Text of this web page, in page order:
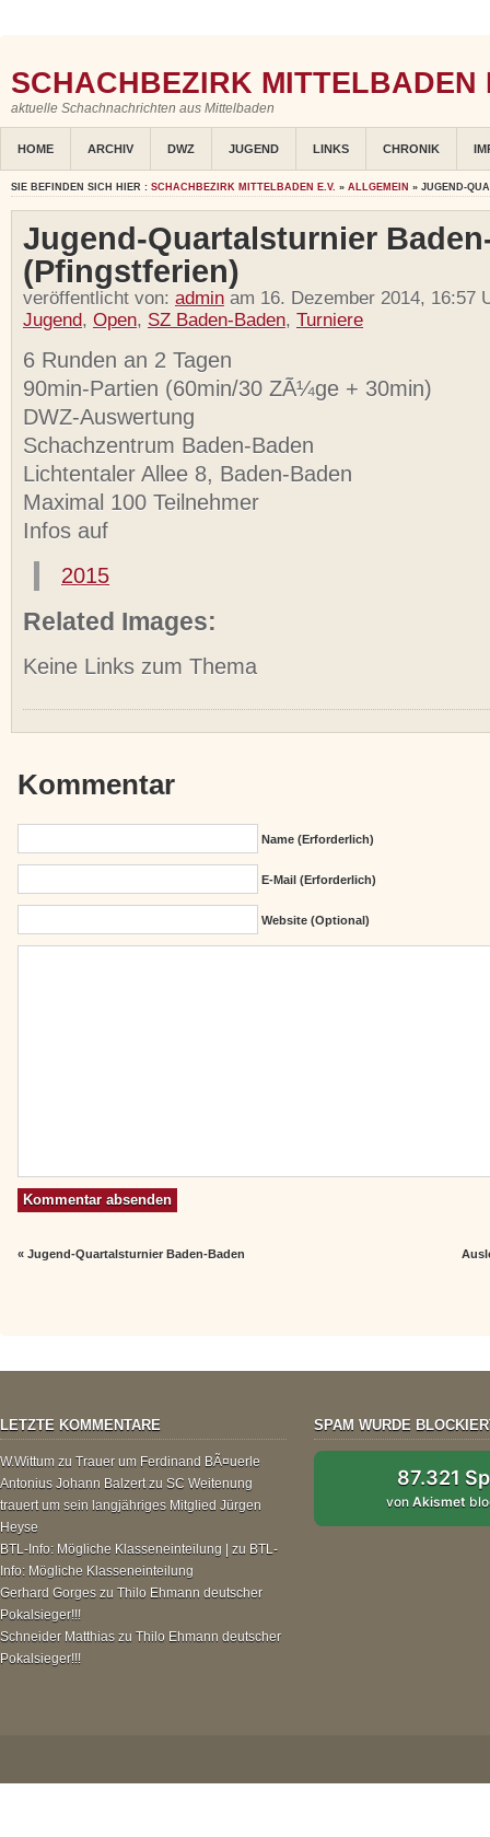
SCHACHBEZIRK MITTELBADEN
aktuelle Schachnachrichten aus Mittelbaden
HOME ARCHIV DWZ JUGEND LINKS CHRONIK
SIE BEFINDEN SICH HIER : SCHACHBEZIRK MITTELBADEN E.V. » ALLGEMEIN » JUGEND-
Jugend-Quartalsturnier
(Pfingstferien)
veröffentlicht von: admin am 16. Dezember 2014, 16:57
Jugend, Open, SZ Baden-Baden, Turniere
6 Runden an 2 Tagen
90min-Partien (60min/30 ZÃ¼ge + 30min)
DWZ-Auswertung
Schachzentrum Baden-Baden
Lichtentaler Allee 8, Baden-Baden
Maximal 100 Teilnehmer
Infos auf
2015
Related Images:
Keine Links zum Thema
Kommentar
Name (erforderlich)
E-Mail (erforderlich)
Website (Optional)
«Jugend-Quartalsturnier Baden-Baden
LETZTE KOMMENTARE
W.Wittum zu Trauer um Ferdinand BÃ¤uerle
Antonius Johann Balzertzu SC Weitenung
trauert um sein langjähriges Mitglied Jürgen
Heyse
BTL-Info: Mögliche Klasseneinteilung |
zu BTL-
Info: Mögliche Klasseneinteilung
Gerhard Gorges zu Thilo Ehmann deutscher
Pokalsieger!!!
Schneider Matthias zu Thilo Ehmann deutscher
Pokalsieger!!!
SPAM WURDE
87.321
vonAkismet